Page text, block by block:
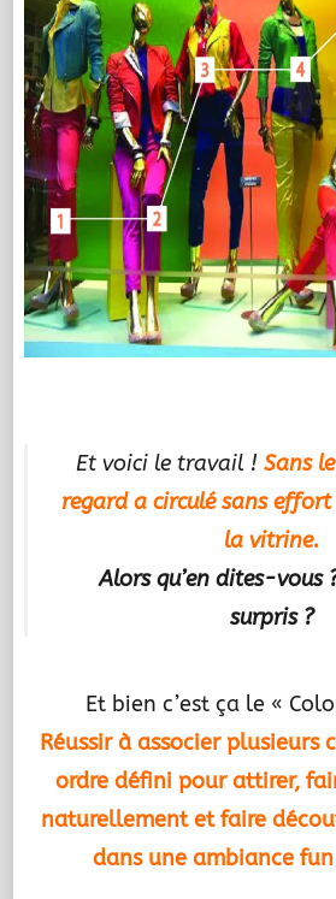
Et voici le travail ! Sans
regard a circulé sans
la vitrine.
Alors qu’en dites-vous
surpris ?
Et bien c’est ça le «
Réussir à associer plusieurs
ordre défini pour attirer,
naturellement et faire
dans une ambiance